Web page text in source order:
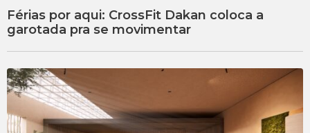
Férias por aqui: CrossFit Dakan coloca a
garotada pra se movimentar